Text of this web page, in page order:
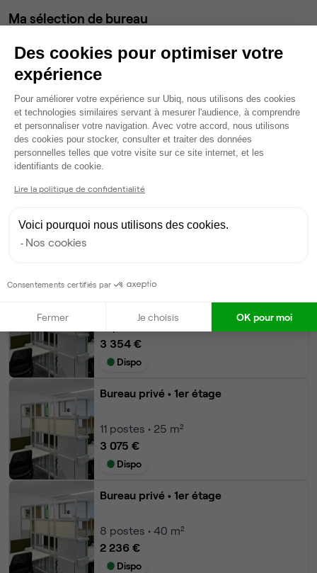
Ma sélection de bureau
4
1 118 €
Dispo
Modifier
Autres bureaux de cet espace :
Bureau privé
59postes • 25 m²
Bureau privé
3 354 €
Dispo
Bureau privé • 1er étage
11 postes • 25 m²
3 075 €
Dispo
Bureau privé • 1er étage
8 postes • 40 m²
2 236 €
Dispo
Des cookies pour optimiser votre
expérience
Plateforme de Gestion du
Pour améliorer votre expérience sur Ubiq, nous utilisons des cookies
et technologies similaires servant à mesurer l'audience, à comprendre
et personnaliser votre navigation. Avec votre accord, nous utilisons
des cookies pour stocker, consulter et traiter des données
personnelles telles que votre visite sur ce site internet, et les
identifiants de cookie.
Lire la politique de confidentialité
Voici pourquoi nous utilisons des cookies.
Nos cookies
Consentements certifiés par
Fermer Je choisis OK pour moi